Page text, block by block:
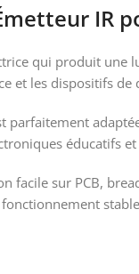
IR
qui produit une
et les dispositifs de
parfaitement
éducatifs
facile sur PCB,